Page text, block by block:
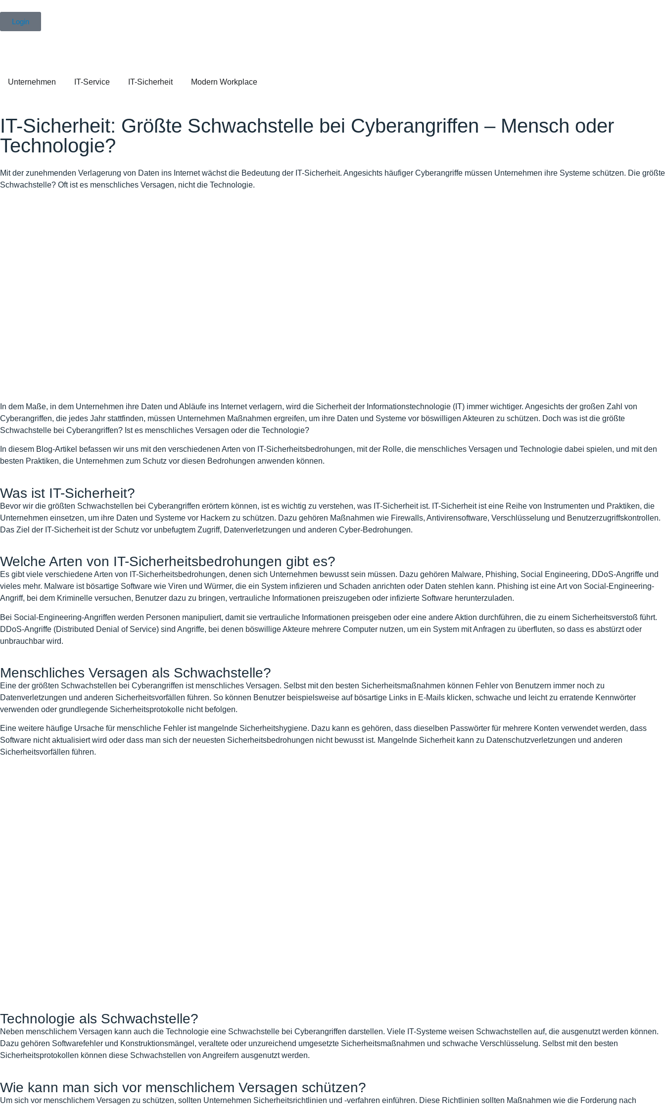
Login
Unternehmen IT-Service IT-Sicherheit Modern Workplace
IT-Sicherheit: Größte Schwachstelle bei Cyberangriffen – Mensch oder
Technologie?
Mit der zunehmenden Verlagerung von Daten ins Internet wächst die Bedeutung der IT-Sicherheit. Angesichts häufiger Cyberangriffe müssen Unternehmen ihre Systeme schützen. Die größte
Schwachstelle? Oft ist es menschliches Versagen, nicht die Technologie.
In dem Maße, in dem Unternehmen ihre Daten und Abläufe ins Internet verlagern, wird die Sicherheit der Informationstechnologie (IT) immer wichtiger. Angesichts der großen Zahl von
Cyberangriffen, die jedes Jahr stattfinden, müssen Unternehmen Maßnahmen ergreifen, um ihre Daten und Systeme vor böswilligen Akteuren zu schützen. Doch was ist die größte
Schwachstelle bei Cyberangriffen? Ist es menschliches Versagen oder die Technologie?
In diesem Blog-Artikel befassen wir uns mit den verschiedenen Arten von IT-Sicherheitsbedrohungen, mit der Rolle, die menschliches Versagen und Technologie dabei spielen, und mit den
besten Praktiken, die Unternehmen zum Schutz vor diesen Bedrohungen anwenden können.
Was ist IT-Sicherheit?
Bevor wir die größten Schwachstellen bei Cyberangriffen erörtern können, ist es wichtig zu verstehen, was IT-Sicherheit ist. IT-Sicherheit ist eine Reihe von Instrumenten und Praktiken, die
Unternehmen einsetzen, um ihre Daten und Systeme vor Hackern zu schützen. Dazu gehören Maßnahmen wie Firewalls, Antivirensoftware, Verschlüsselung und Benutzerzugriffskontrollen.
Das Ziel der IT-Sicherheit ist der Schutz vor unbefugtem Zugriff, Datenverletzungen und anderen Cyber-Bedrohungen.
Welche Arten von IT-Sicherheitsbedrohungen gibt es?
Es gibt viele verschiedene Arten von IT-Sicherheitsbedrohungen, denen sich Unternehmen bewusst sein müssen. Dazu gehören Malware, Phishing, Social Engineering, DDoS-Angriffe und
vieles mehr. Malware ist bösartige Software wie Viren und Würmer, die ein System infizieren und Schaden anrichten oder Daten stehlen kann. Phishing ist eine Art von Social-Engineering-
Angriff, bei dem Kriminelle versuchen, Benutzer dazu zu bringen, vertrauliche Informationen preiszugeben oder infizierte Software herunterzuladen.
Bei Social-Engineering-Angriffen werden Personen manipuliert, damit sie vertrauliche Informationen preisgeben oder eine andere Aktion durchführen, die zu einem Sicherheitsverstoß führt.
DDoS-Angriffe (Distributed Denial of Service) sind Angriffe, bei denen böswillige Akteure mehrere Computer nutzen, um ein System mit Anfragen zu überfluten, so dass es abstürzt oder
unbrauchbar wird.
Menschliches Versagen als Schwachstelle?
Eine der größten Schwachstellen bei Cyberangriffen ist menschliches Versagen. Selbst mit den besten Sicherheitsmaßnahmen können Fehler von Benutzern immer noch zu
Datenverletzungen und anderen Sicherheitsvorfällen führen. So können Benutzer beispielsweise auf bösartige Links in E-Mails klicken, schwache und leicht zu erratende Kennwörter
verwenden oder grundlegende Sicherheitsprotokolle nicht befolgen.
Eine weitere häufige Ursache für menschliche Fehler ist mangelnde Sicherheitshygiene. Dazu kann es gehören, dass dieselben Passwörter für mehrere Konten verwendet werden, dass
Software nicht aktualisiert wird oder dass man sich der neuesten Sicherheitsbedrohungen nicht bewusst ist. Mangelnde Sicherheit kann zu Datenschutzverletzungen und anderen
Sicherheitsvorfällen führen.
Technologie als Schwachstelle?
Neben menschlichem Versagen kann auch die Technologie eine Schwachstelle bei Cyberangriffen darstellen. Viele IT-Systeme weisen Schwachstellen auf, die ausgenutzt werden können.
Dazu gehören Softwarefehler und Konstruktionsmängel, veraltete oder unzureichend umgesetzte Sicherheitsmaßnahmen und schwache Verschlüsselung. Selbst mit den besten
Sicherheitsprotokollen können diese Schwachstellen von Angreifern ausgenutzt werden.
Wie kann man sich vor menschlichem Versagen schützen?
Um sich vor menschlichem Versagen zu schützen, sollten Unternehmen Sicherheitsrichtlinien und -verfahren einführen. Diese Richtlinien sollten Maßnahmen wie die Forderung nach